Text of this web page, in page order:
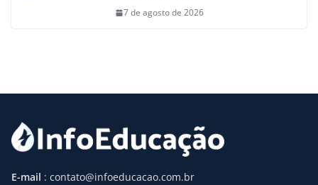
7 de agosto de 2026
E-mail : contato@infoeducacao.com.br